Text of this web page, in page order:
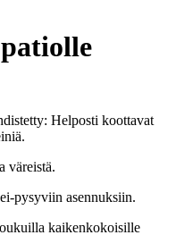
Helposti koottavat
väreistä.
pysyviin asennuksiin.
kaikenkokoisille